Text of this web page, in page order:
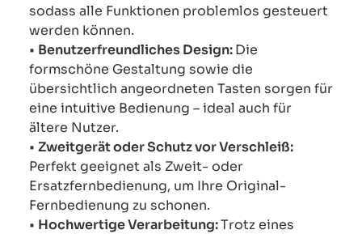
sodass alle Funktionen problemlos gesteuert
werden können.
• Benutzerfreundliches Design:Die
formschöne Gestaltung sowie die
übersichtlich angeordneten Tasten sorgen für
eine intuitive Bedienung – ideal auch für
ältere Nutzer.
• Zweitgerät oder Schutz vor Verschleiß:
Perfekt geeignet als Zweit- oder
Ersatzfernbedienung, um Ihre Original-
Fernbedienung zu schonen.
• Hochwertige Verarbeitung:Trotz eines